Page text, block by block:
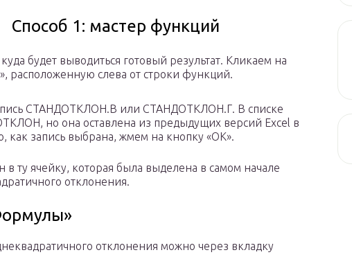
Способ 1: мастер функций
будет выводиться готовый результат. Кликаем на
расположенную слева от строки функций.
СТАНДОТКЛОН.В или СТАНДОТКЛОН.Г. В списке
но она оставлена из предыдущих версий Excel в
как запись выбрана, жмем на кнопку «OK».
в ту ячейку, которая была выделена в самом начале
отклонения.
отклонения можно через вкладку